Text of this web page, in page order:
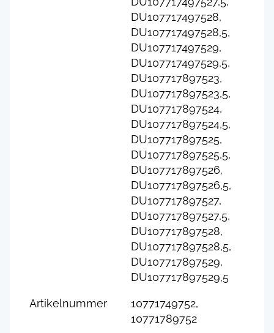
DU107717497528,
DU107717497528,5,
DU107717497529,
DU107717497529,5,
DU107717897523,
DU107717897523,5,
DU107717897524,
DU107717897524,5,
DU107717897525,
DU107717897525,5,
DU107717897526,
DU107717897526,5,
DU107717897527,
DU107717897527,5,
DU107717897528,
DU107717897528,5,
DU107717897529,
DU107717897529,5
Artikelnummer
10771749752,
10771789752